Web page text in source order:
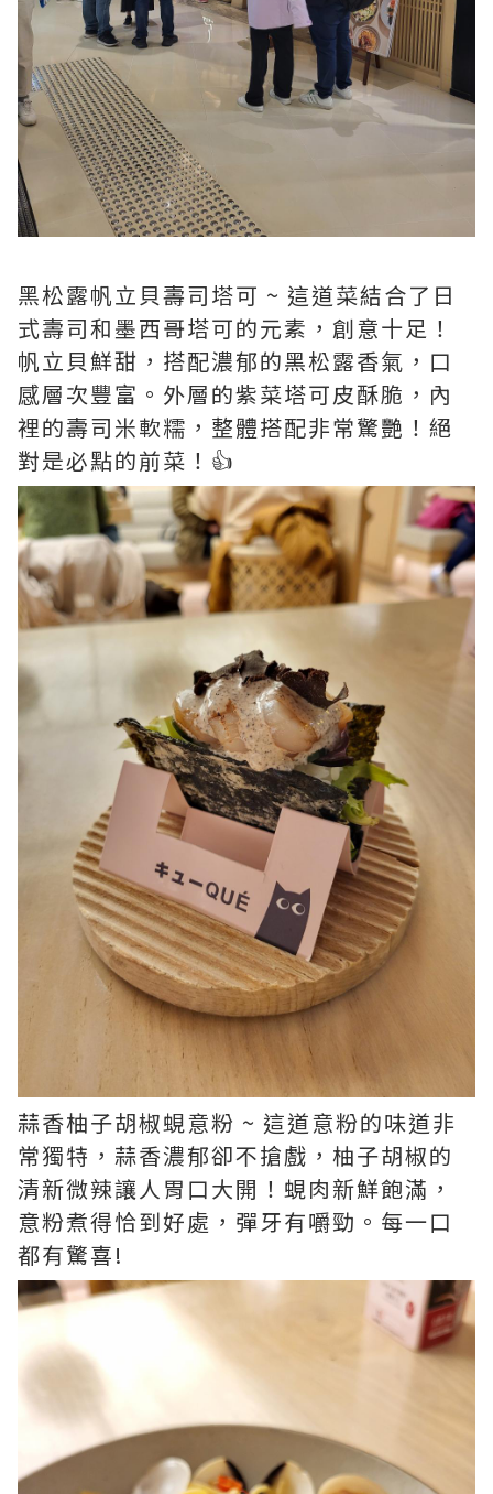
黑松露帆立貝壽司塔可 ~ 這道菜結合了日
式壽司和墨西哥塔可的元素，創意十足！
帆立貝鮮甜，搭配濃郁的黑松露香氣，口
感層次豐富。外層的紫菜塔可皮酥脆，內
裡的壽司米軟糯，整體搭配非常驚艷！絕
對是必點的前菜！👍
蒜香柚子胡椒蜆意粉 ~ 這道意粉的味道非
常獨特，蒜香濃郁卻不搶戲，柚子胡椒的
清新微辣讓人胃口大開！蜆肉新鮮飽滿，
意粉煮得恰到好處，彈牙有嚼勁。每一口
都有驚喜!